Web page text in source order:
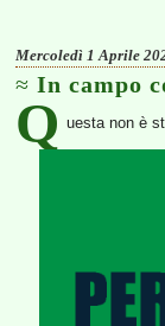
Mercoledì 1 Aprile
In campo
Q uesta non è